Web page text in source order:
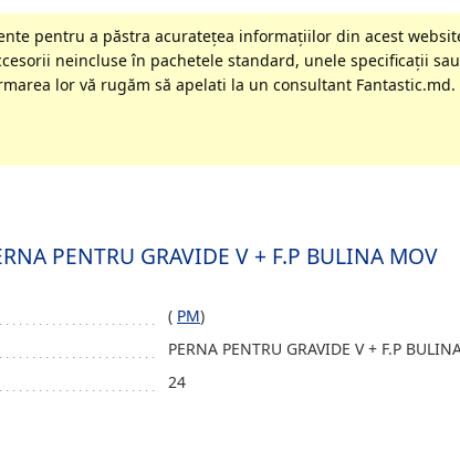
pentru a păstra acurateţea informaţiilor din acest
neincluse în pachetele standard, unele specificaţii
lor vă rugăm să apelati la un consultant
PENTRU GRAVIDE V + F.P BULINA MOV
( PM)
PERNA PENTRU GRAVIDE V + F.P
24